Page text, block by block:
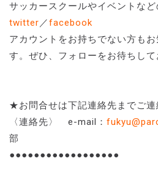
サッカースクールやイベントなど
twitter／facebook
アカウントをお持ちでない方も
す。ぜひ、フォローをお待ちして
★お問合せは下記連絡先までご連
〈連絡先〉 e-mail：
部
●●●●●●●●●●●●●●●●●●